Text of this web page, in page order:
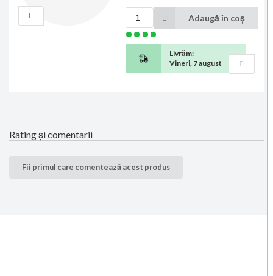
Adaugă în coș
Livrăm:
Vineri, 7 august
Rating și comentarii
Fii primul care comentează acest produs